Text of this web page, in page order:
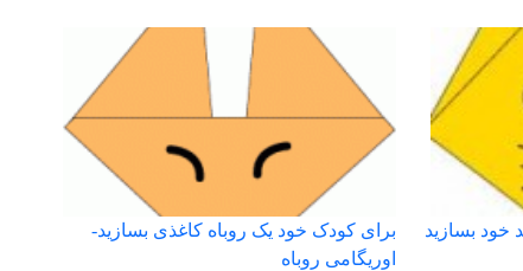
خود بسازید
برای کودک خود یک روباه کاغذی بسازید-
اوریگامی روباه